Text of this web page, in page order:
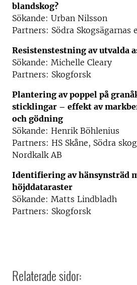
blandskog?
Sökande: Urban Nilsson
Partners: Södra Skogsägarnas
Resistenstestning av utvalda
Sökande: Michelle Cleary
Partners: Skogforsk
Plantering av poppel på
sticklingar – effekt av
och gödning
Sökande: Henrik Böhlenius
Partners: HS Skåne, Södra
Nordkalk AB
Identifiering av hänsynsträd
höjddataraster
Sökande: Matts Lindbladh
Partners: Skogforsk
Relaterade sidor: